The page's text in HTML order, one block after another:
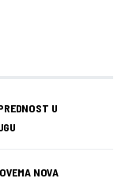
U
NOVA